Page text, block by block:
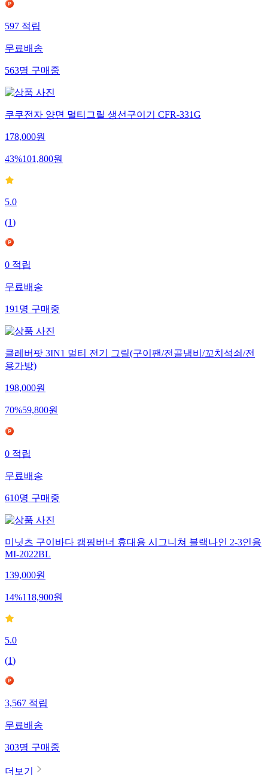
597 적립
무료배송
563명 구매중
쿠쿠전자 양면 멀티그릴 생선구이기 CFR-331G
178,000원
43%101,800원
5.0
(1)
0 적립
무료배송
191 명 구매중
클레버팟 3IN1 멀티 전기 그릴(구이팬/전골냄비/꼬치석쇠/전
용가방)
198,000원
70%59,800원
0 적립
무료배송
610명 구매중
미닛츠 구이바다 캠핑버너 휴대용 시그니쳐 블랙나인 2-3인용
MI-2022BL
139,000원
14%118,900원
5.0
(1)
3,567 적립
무료배송
303명 구매중
더보기